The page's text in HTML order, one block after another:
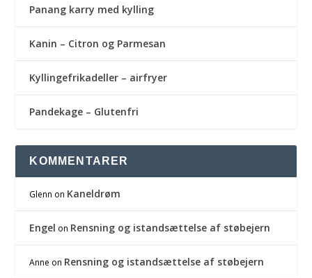
Panang karry med kylling
Kanin – Citron og Parmesan
Kyllingefrikadeller – airfryer
Pandekage – Glutenfri
KOMMENTARER
Glenn on Kaneldrøm
Engel on Rensning og istandsættelse af støbejern
Anne on Rensning og istandsættelse af støbejern